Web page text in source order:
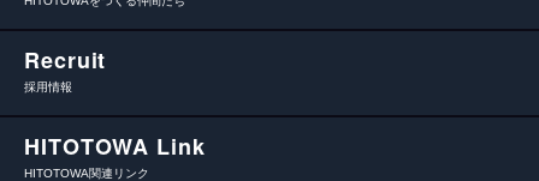
Recruit
採用情報
HITOTOWA Link
HITOTOWA関連リンク